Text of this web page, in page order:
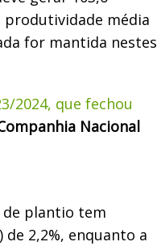
produtividade média
for mantida nestes
2024, que fechou
Nacional
de plantio tem
de 2,2%, enquanto a